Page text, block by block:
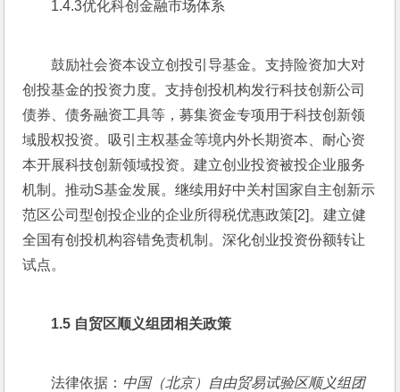
1.4.3优化科创金融市场体系
鼓励社会资本设立创投引导基金。支持险资加大对
创投基金的投资力度。支持创投机构发行科技创新公司
债券、债务融资工具等，募集资金专项用于科技创新领
域股权投资。吸引主权基金等境内外长期资本、耐心资
本开展科技创新领域投资。建立创业投资被投企业服务
机制。推动S基金发展。继续用好中关村国家自主创新示
范区公司型创投企业的企业所得税优惠政策[2]。建立健
全国有创投机构容错免责机制。深化创业投资份额转让
试点。
1.5 自贸区顺义组团相关政策
法律依据： 中国（北京）自由贸易试验区顺义组团